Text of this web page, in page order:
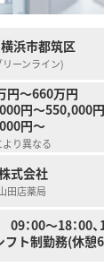
浜市都筑区
ーンライン)
円～660万円
円～550,000円
円～
より異なる
式会社
田店薬局
：00～18：00、
ト制勤務(休憩